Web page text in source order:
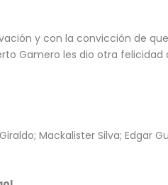
y con la convicción de
Gamero les dio otra felicidad
Mackalister Silva; Edgar